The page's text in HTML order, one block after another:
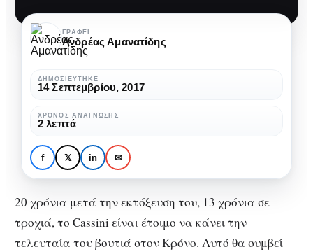
ΕΠΙΣΤΉΜΗ
Το τέλος του Cassini
Το
τέλος
του
Cassini
ΓΡΆΦΕΙ
Ανδρέας Αμανατίδης
ΔΗΜΟΣΙΕΎΤΗΚΕ
14 Σεπτεμβρίου, 2017
ΧΡΌΝΟΣ ΑΝΆΓΝΩΣΗΣ
2 λεπτά
f 𝕏 in ✉
20 χρόνια μετά την εκτόξευση του, 13 χρόνια σε
τροχιά, το Cassini είναι έτοιμο να κάνει την
τελευταία του βουτιά στον Κρόνο. Αυτό θα συμβεί